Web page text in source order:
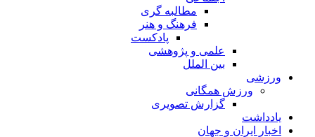
مطالبه گری
فرهنگ و هنر
پادکست
علمی و پژوهشی
بین الملل
ورزشی
ورزش همگانی
گزارش تصویری
یادداشت
اخبار ایران و جهان